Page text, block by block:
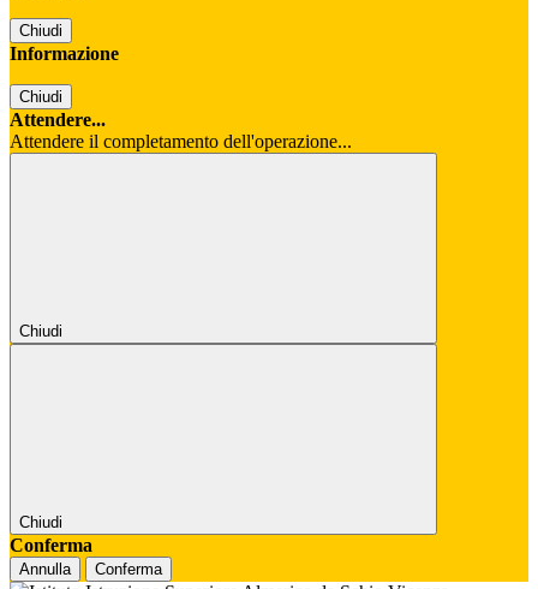
Chiudi
Informazione
Chiudi
Attendere...
Attendere il completamento dell'operazione...
Chiudi
Chiudi
Conferma
Annulla Conferma